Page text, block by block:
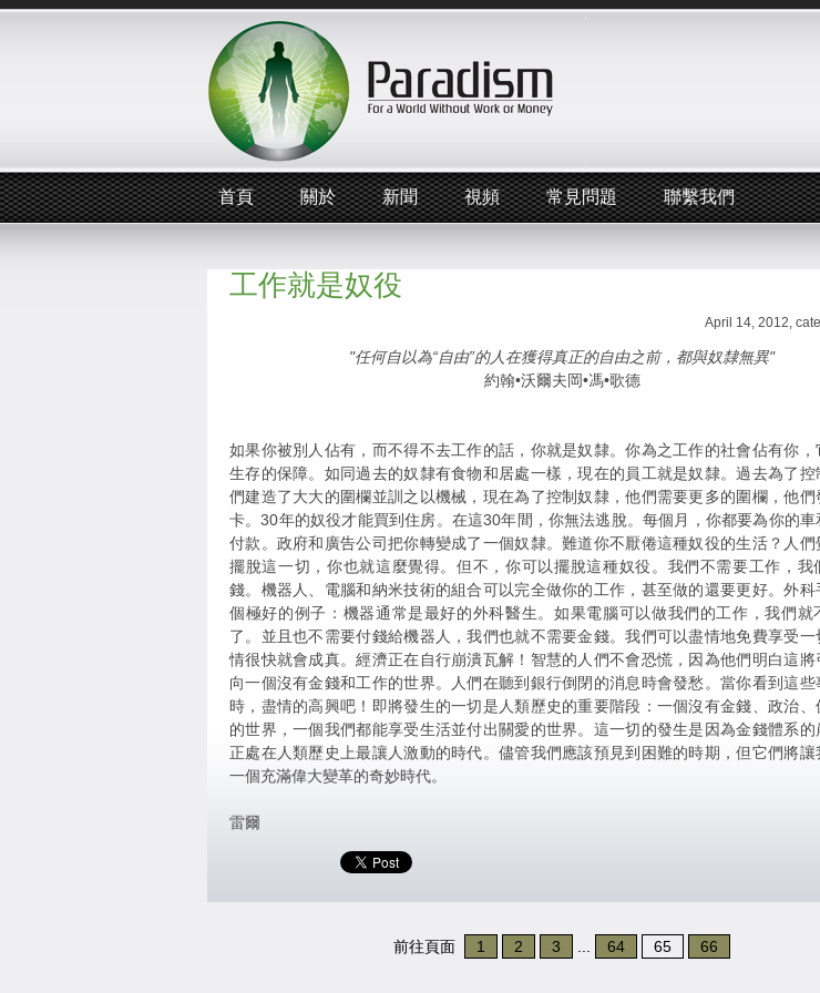
首頁 關於 新聞 視頻 常見問題 聯繫我們
工作就是奴役
April 14, 2012,
"任何自以為“自由”的人在獲得真正的自由之前，都與奴隸無異"
約翰•沃爾夫岡•馮•歌德
如果你被別人佔有，而不得不去工作的話，你就是奴隸。你為之工作的社會佔有你，
生存的保障。如同過去的奴隸有食物和居處一樣，現在的員工就是奴隸。過去為了控
們建造了大大的圍欄並訓之以機械，現在為了控制奴隸，他們需要更多的圍欄，他們
卡。30年的奴役才能買到住房。在這30年間，你無法逃脫。每個月，你都要為你的車
付款。政府和廣告公司把你轉變成了一個奴隸。難道你不厭倦這種奴役的生活？人們
擺脫這一切，你也就這麼覺得。但不，你可以擺脫這種奴役。我們不需要工作，我
錢。機器人、電腦和納米技術的組合可以完全做你的工作，甚至做的還要更好。外科
個極好的例子：機器通常是最好的外科醫生。如果電腦可以做我們的工作，我們就
了。並且也不需要付錢給機器人，我們也就不需要金錢。我們可以盡情地免費享受一
情很快就會成真。經濟正在自行崩潰瓦解！智慧的人們不會恐慌，因為他們明白這將
向一個沒有金錢和工作的世界。人們在聽到銀行倒閉的消息時會發愁。當你看到這些
時，盡情的高興吧！即將發生的一切是人類歷史的重要階段：一個沒有金錢、政治、
的世界，一個我們都能享受生活並付出關愛的世界。這一切的發生是因為金錢體系的
正處在人類歷史上最讓人激動的時代。儘管我們應該預見到困難的時期，但它們將讓
一個充滿偉大變革的奇妙時代。
雷爾
前往頁面 1 2 3 64 65 66